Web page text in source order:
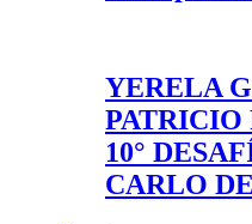
YERELA
PATRICIO
10°
CARLO